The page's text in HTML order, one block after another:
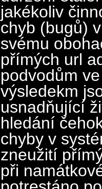
jakékoliv
chyb (bugů)
svému
přímých url
podvodům
výsledekm
usnadňující
hledání
chyby v
zneužití
při